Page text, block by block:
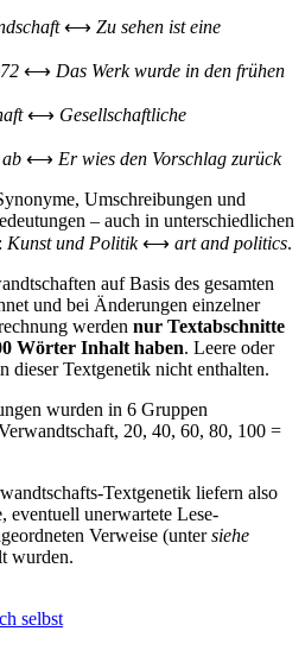
⟷ Zu sehen ist eine
⟷ Das Werk wurde in den frühen
⟷ Gesellschaftliche
⟷ Er wies den Vorschlag zurück
Umschreibungen und
– auch in unterschiedlichen
Kunst und Politik⟷ art and politics.
auf Basis des gesamten
und bei Änderungen einzelner
werden nur Textabschnitte
Wörter Inhalt haben. Leere oder
dieser Textgenetik nicht enthalten.
wurden in 6 Gruppen
20, 40, 60, 80, 100 =
Textgenetik liefern also
eventuell unerwartete Lese-
Verweise (untersiehe
wurden.
selbst